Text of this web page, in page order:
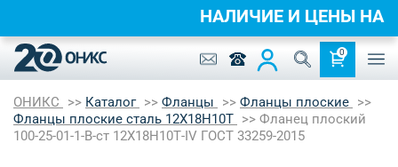
0
ОНИКС Каталог Фланцы
Фланцы плоские
Фланцы плоские сталь 12Х18Н10Т
Фланец плоский
100-25-01-1-B-ст 12Х18Н10Т-IV ГОСТ 33259-2015
НАЛИЧИЕ И ЦЕНЫ